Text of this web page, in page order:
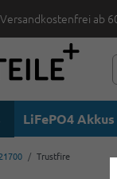
Versandkostenfrei ab
LiFePO4 Akkus
21700 Trustfire